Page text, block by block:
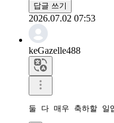
답글 쓰기
2026.07.02 07:53
keGazelle488
둘 다 매우 축하할 일